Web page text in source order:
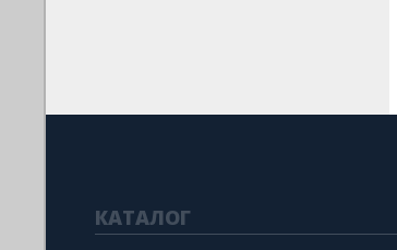
КАТАЛОГ